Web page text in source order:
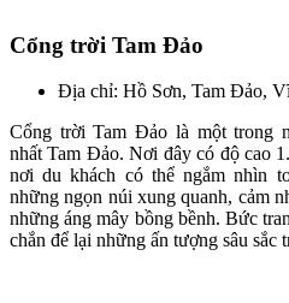
Cổng trời Tam Đảo
Địa chỉ: Hồ Sơn, Tam Đảo,
Cổng trời Tam Đảo là một trong
nhất Tam Đảo. Nơi đây có độ cao
nơi du khách có thể ngắm nhìn
những ngọn núi xung quanh, cảm
những áng mây bồng bềnh. Bức
chắn để lại những ấn tượng sâu sắc